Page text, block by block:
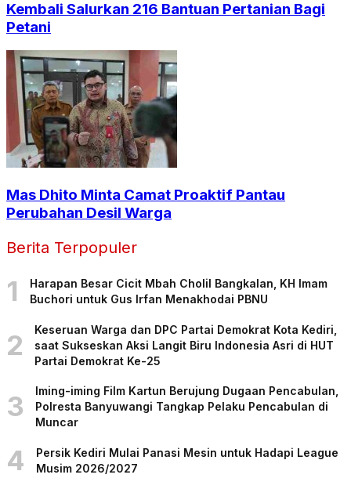
Kembali Salurkan 216 Bantuan Pertanian Bagi
Petani
Mas Dhito Minta Camat Proaktif Pantau
Perubahan Desil Warga
Berita Terpopuler
1
Harapan Besar Cicit Mbah Cholil Bangkalan, KH Imam
Buchori untuk Gus Irfan Menakhodai PBNU
2
Keseruan Warga dan DPC Partai Demokrat Kota Kediri,
saat Sukseskan Aksi Langit Biru Indonesia Asri di HUT
Partai Demokrat Ke-25
3
Iming-iming Film Kartun Berujung Dugaan Pencabulan,
Polresta Banyuwangi Tangkap Pelaku Pencabulan di
Muncar
4
Persik Kediri Mulai Panasi Mesin untuk Hadapi League
Musim 2026/2027